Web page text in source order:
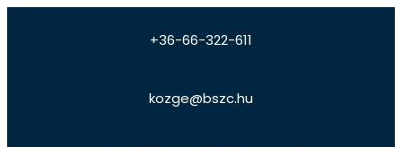
+36-66-322-611
kozge@bszc.hu